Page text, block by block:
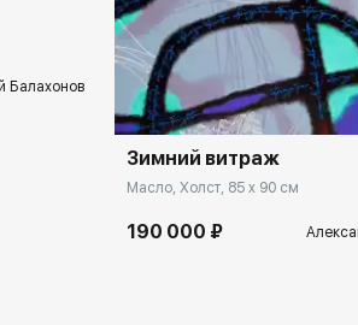
Балахонов
Зимний витраж
Масло, Холст, 85 x 90 см
190 000 ₽